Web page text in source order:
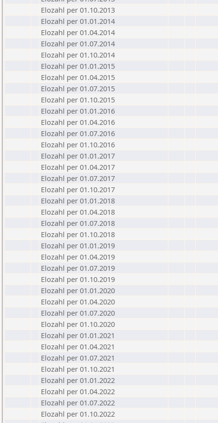
Elozahl per 01.10.2013
Elozahl per 01.01.2014
Elozahl per 01.04.2014
Elozahl per 01.07.2014
Elozahl per 01.10.2014
Elozahl per 01.01.2015
Elozahl per 01.04.2015
Elozahl per 01.07.2015
Elozahl per 01.10.2015
Elozahl per 01.01.2016
Elozahl per 01.04.2016
Elozahl per 01.07.2016
Elozahl per 01.10.2016
Elozahl per 01.01.2017
Elozahl per 01.04.2017
Elozahl per 01.07.2017
Elozahl per 01.10.2017
Elozahl per 01.01.2018
Elozahl per 01.04.2018
Elozahl per 01.07.2018
Elozahl per 01.10.2018
Elozahl per 01.01.2019
Elozahl per 01.04.2019
Elozahl per 01.07.2019
Elozahl per 01.10.2019
Elozahl per 01.01.2020
Elozahl per 01.04.2020
Elozahl per 01.07.2020
Elozahl per 01.10.2020
Elozahl per 01.01.2021
Elozahl per 01.04.2021
Elozahl per 01.07.2021
Elozahl per 01.10.2021
Elozahl per 01.01.2022
Elozahl per 01.04.2022
Elozahl per 01.07.2022
Elozahl per 01.10.2022